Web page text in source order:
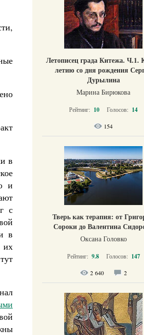
в
и
с
в
их
Летописец града Китежа. Ч.1.
летию со дня рождения
Дурылина
Марина Бирюкова
Рейтинг: 10 Голосов: 14
154
Тверь как терапия: от
Сороки до Валентина
Оксана Головко
Рейтинг: 9.8 Голосов: 147
2 640 2